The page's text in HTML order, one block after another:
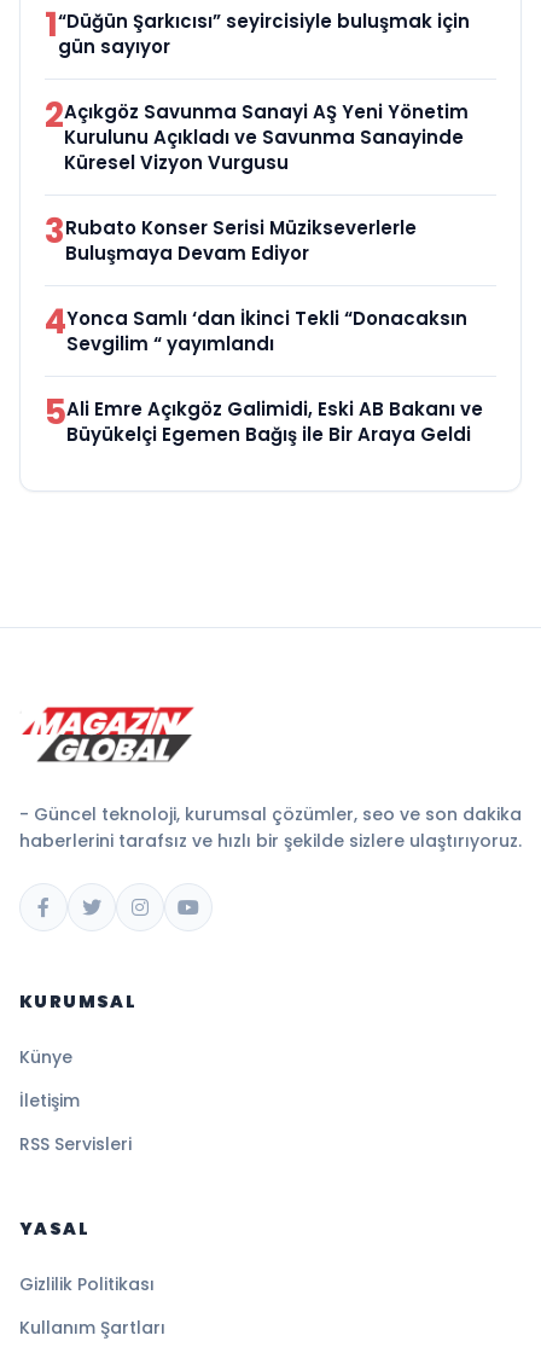
1“Düğün Şarkıcısı” seyircisiyle buluşmak için
gün sayıyor
2Açıkgöz Savunma Sanayi AŞ Yeni Yönetim
Kurulunu Açıkladı ve Savunma Sanayinde
Küresel Vizyon Vurgusu
3Rubato Konser Serisi Müzikseverlerle
Buluşmaya Devam Ediyor
4Yonca Samlı ‘dan İkinci Tekli “Donacaksın
Sevgilim “ yayımlandı
5Ali Emre Açıkgöz Galimidi, Eski AB Bakanı ve
Büyükelçi Egemen Bağış ile Bir Araya Geldi
- Güncel teknoloji, kurumsal çözümler, seo ve son dakika
haberlerini tarafsız ve hızlı bir şekilde sizlere ulaştırıyoruz.
KURUMSAL
Künye
İletişim
RSS Servisleri
YASAL
Gizlilik Politikası
Kullanım Şartları